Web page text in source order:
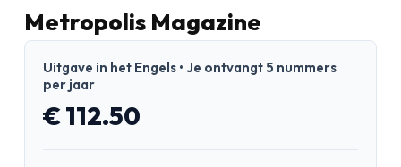
Metropolis Magazine
Uitgave in het Engels • Je ontvangt 5 nummers
per jaar
€ 112.50